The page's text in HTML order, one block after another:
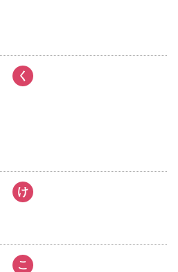
く
け
こ